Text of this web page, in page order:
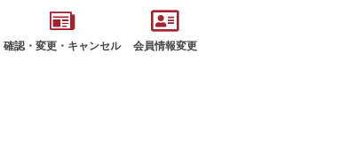
確認・変更・キャンセル 会員情報変更